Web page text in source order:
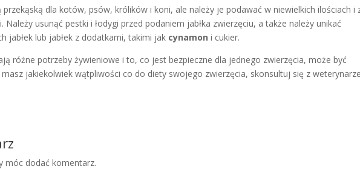
przekąską dla kotów, psów, królików i koni, ale należy je podawać w niewielkich ilościach i
usunąć pestki i łodygi przed podaniem jabłka zwierzęciu, a także należy unikać
jabłek lub jabłek z dodatkami, takimi jak cynamon i cukier.
różne potrzeby żywieniowe i to, co jest bezpieczne dla jednego zwierzęcia, może być
masz jakiekolwiek wątpliwości co do diety swojego zwierzęcia, skonsultuj się z
móc dodać komentarz.